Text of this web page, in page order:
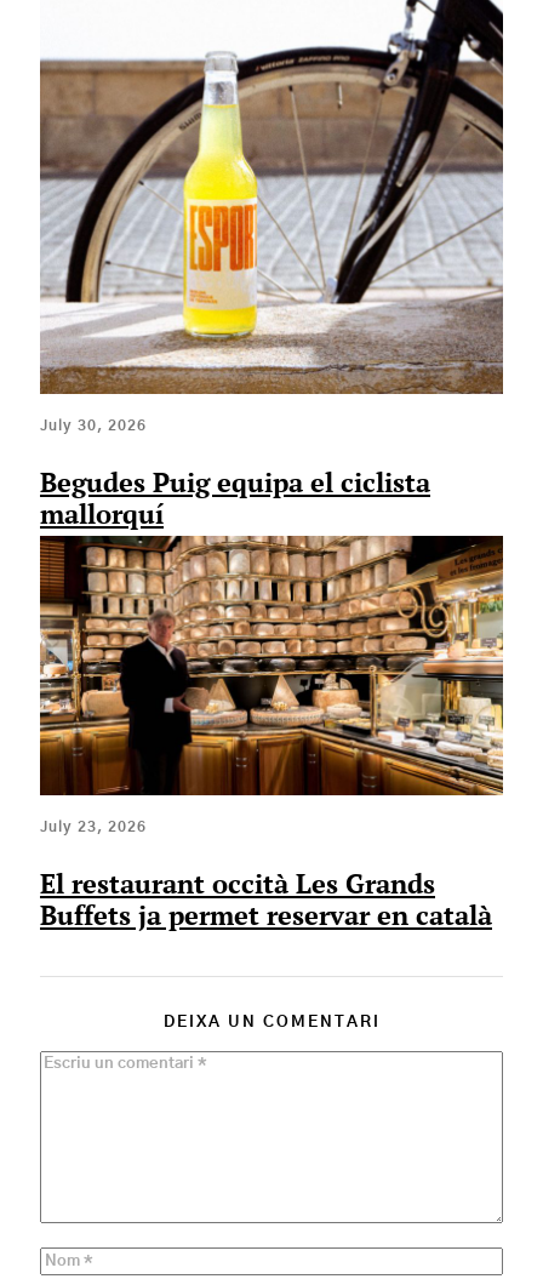
July 30, 2026
Begudes Puig equipa el ciclista
mallorquí
July 23, 2026
El restaurant occità Les Grands
Buffets ja permet reservar en català
DEIXA UN COMENTARI